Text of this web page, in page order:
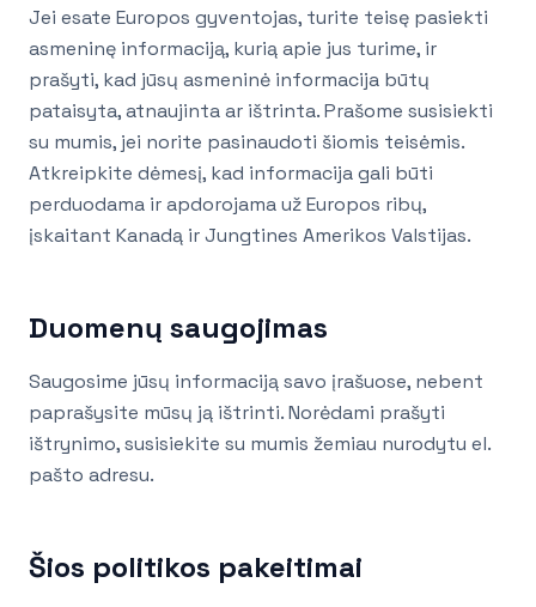
Jei esate Europos gyventojas, turite teisę pasiekti
asmeninę informaciją, kurią apie jus turime, ir
prašyti, kad jūsų asmeninė informacija būtų
pataisyta, atnaujinta ar ištrinta. Prašome susisiekti
su mumis, jei norite pasinaudoti šiomis teisėmis.
Atkreipkite dėmesį, kad informacija gali būti
perduodama ir apdorojama už Europos ribų,
įskaitant Kanadą ir Jungtines Amerikos Valstijas.
Duomenų saugojimas
Saugosime jūsų informaciją savo įrašuose, nebent
paprašysite mūsų ją ištrinti. Norėdami prašyti
ištrynimo, susisiekite su mumis žemiau nurodytu el.
pašto adresu.
Šios politikos pakeitimai